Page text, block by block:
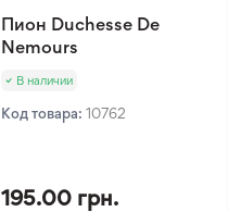
Пион Duchesse De
Nemours
В наличии
Код товара: 10762
195.00 грн.